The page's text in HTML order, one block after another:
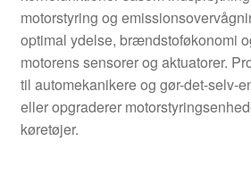
motorstyring og
optimal ydelse, brændstoføkonomi
motorens sensorer og aktuatorer.
til automekanikere og gør-det-selv-
eller opgraderer
køretøjer.